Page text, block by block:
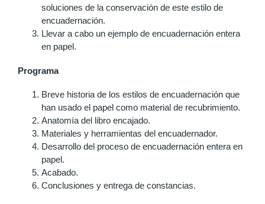
soluciones de la conservación de este estilo de
encuadernación.
Llevar a cabo un ejemplo de encuadernación entera
en papel.
Programa
Breve historia de los estilos de encuadernación que
han usado el papel como material de recubrimiento.
Anatomía del libro encajado.
Materiales y herramientas del encuadernador.
Desarrollo del proceso de encuadernación entera en
papel.
Acabado.
Conclusiones y entrega de constancias.